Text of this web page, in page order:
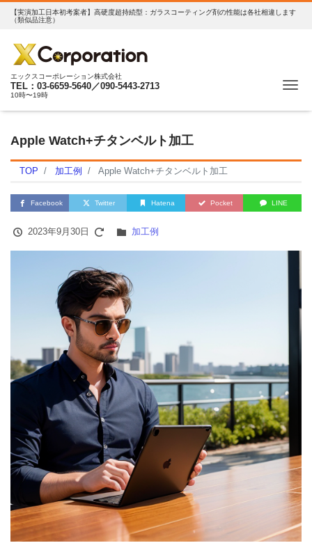
【実演加工日本初考案者】高硬度超持続型：ガラスコーティング剤の性能は各社相違します
（類似品注意）
エックスコーポレーション株式会社
TEL：03-6659-5640／090-5443-2713
10時〜19時
Apple Watch+チタンベルト加工
TOP 加工例 Apple Watch+チタンベルト加工
Facebook Twitter Hatena Pocket LINE
2023年9月30日 加工例